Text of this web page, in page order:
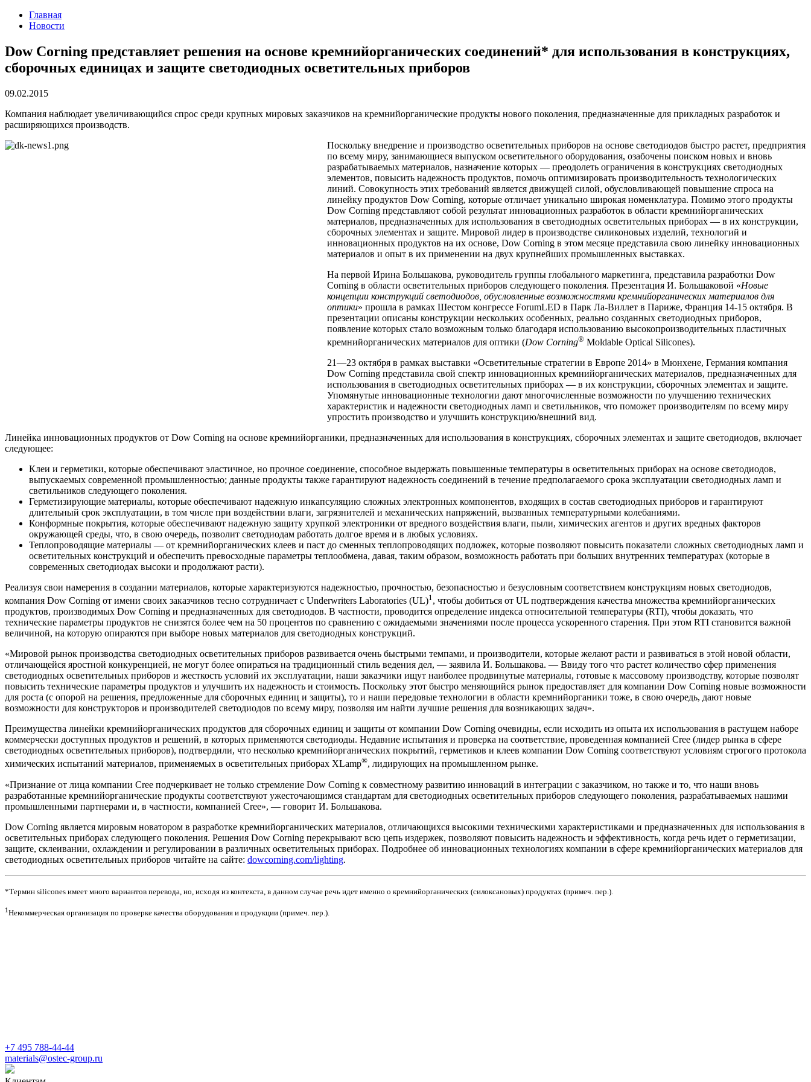
Главная
Новости
Dow Corning представляет решения на основе кремнийорганических соединений* для использования в конструкциях,
сборочных единицах и защите светодиодных осветительных приборов
09.02.2015
Компания наблюдает увеличивающийся спрос среди крупных мировых заказчиков на кремнийорганические продукты нового поколения, предназначенные для прикладных разработок и
расширяющихся производств.
Поскольку внедрение и производство осветительных приборов на основе светодиодов быстро растет, предприятия
по всему миру, занимающиеся выпуском осветительного оборудования, озабочены поиском новых и вновь
разрабатываемых материалов, назначение которых — преодолеть ограничения в конструкциях светодиодных
элементов, повысить надежность продуктов, помочь оптимизировать производительность технологических
линий. Совокупность этих требований является движущей силой, обусловливающей повышение спроса на
линейку продуктов Dow Corning, которые отличает уникально широкая номенклатура. Помимо этого продукты
Dow Corning представляют собой результат инновационных разработок в области кремнийорганических
материалов, предназначенных для использования в светодиодных осветительных приборах — в их конструкции,
сборочных элементах и защите. Мировой лидер в производстве силиконовых изделий, технологий и
инновационных продуктов на их основе, Dow Corning в этом месяце представила свою линейку инновационных
материалов и опыт в их применении на двух крупнейших промышленных выставках.
На первой Ирина Большакова, руководитель группы глобального маркетинга, представила разработки Dow
Corning в области осветительных приборов следующего поколения. Презентация И. Большаковой «Новые
концепции конструкций светодиодов, обусловленные возможностями кремнийорганических материалов для
оптики» прошла в рамках Шестом конгрессе ForumLED в Парк Ла-Виллет в Париже, Франция 14-15 октября. В
презентации описаны конструкции нескольких особенных, реально созданных светодиодных приборов,
появление которых стало возможным только благодаря использованию высокопроизводительных пластичных
кремнийорганических материалов для оптики (Dow Corning® Moldable Optical Silicones).
21—23 октября в рамках выставки «Осветительные стратегии в Европе 2014» в Мюнхене, Германия компания
Dow Corning представила свой спектр инновационных кремнийорганических материалов, предназначенных для
использования в светодиодных осветительных приборах — в их конструкции, сборочных элементах и защите.
Упомянутые инновационные технологии дают многочисленные возможности по улучшению технических
характеристик и надежности светодиодных ламп и светильников, что поможет производителям по всему миру
упростить производство и улучшить конструкцию/внешний вид.
Линейка инновационных продуктов от Dow Corning на основе кремнийорганики, предназначенных для использования в конструкциях, сборочных элементах и защите светодиодов, включает
следующее:
Клеи и герметики, которые обеспечивают эластичное, но прочное соединение, способное выдержать повышенные температуры в осветительных приборах на основе светодиодов,
выпускаемых современной промышленностью; данные продукты также гарантируют надежность соединений в течение предполагаемого срока эксплуатации светодиодных ламп и
светильников следующего поколения.
Герметизирующие материалы, которые обеспечивают надежную инкапсуляцию сложных электронных компонентов, входящих в состав светодиодных приборов и гарантируют
длительный срок эксплуатации, в том числе при воздействии влаги, загрязнителей и механических напряжений, вызванных температурными колебаниями.
Конформные покрытия, которые обеспечивают надежную защиту хрупкой электроники от вредного воздействия влаги, пыли, химических агентов и других вредных факторов
окружающей среды, что, в свою очередь, позволит светодиодам работать долгое время и в любых условиях.
Теплопроводящие материалы — от кремнийорганических клеев и паст до сменных теплопроводящих подложек, которые позволяют повысить показатели сложных светодиодных ламп и
осветительных конструкций и обеспечить превосходные параметры теплообмена, давая, таким образом, возможность работать при больших внутренних температурах (которые в
современных светодиодах высоки и продолжают расти).
Реализуя свои намерения в создании материалов, которые характеризуются надежностью, прочностью, безопасностью и безусловным соответствием конструкциям новых светодиодов,
компания Dow Corning от имени своих заказчиков тесно сотрудничает с Underwriters Laboratories (UL)1, чтобы добиться от UL подтверждения качества множества кремнийорганических
продуктов, производимых Dow Corning и предназначенных для светодиодов. В частности, проводится определение индекса относительной температуры (RTI), чтобы доказать, что
технические параметры продуктов не снизятся более чем на 50 процентов по сравнению с ожидаемыми значениями после процесса ускоренного старения. При этом RTI становится важной
величиной, на которую опираются при выборе новых материалов для светодиодных конструкций.
«Мировой рынок производства светодиодных осветительных приборов развивается очень быстрыми темпами, и производители, которые желают расти и развиваться в этой новой области,
отличающейся яростной конкуренцией, не могут более опираться на традиционный стиль ведения дел, — заявила И. Большакова. — Ввиду того что растет количество сфер применения
светодиодных осветительных приборов и жесткость условий их эксплуатации, наши заказчики ищут наиболее продвинутые материалы, готовые к массовому производству, которые позволят
повысить технические параметры продуктов и улучшить их надежность и стоимость. Поскольку этот быстро меняющийся рынок предоставляет для компании Dow Corning новые возможности
для роста (с опорой на решения, предложенные для сборочных единиц и защиты), то и наши передовые технологии в области кремнийорганики тоже, в свою очередь, дают новые
возможности для конструкторов и производителей светодиодов по всему миру, позволяя им найти лучшие решения для возникающих задач».
Преимущества линейки кремнийорганических продуктов для сборочных единиц и защиты от компании Dow Corning очевидны, если исходить из опыта их использования в растущем наборе
коммерчески доступных продуктов и решений, в которых применяются светодиоды. Недавние испытания и проверка на соответствие, проведенная компанией Cree (лидер рынка в сфере
светодиодных осветительных приборов), подтвердили, что несколько кремнийорганических покрытий, герметиков и клеев компании Dow Corning соответствуют условиям строгого протокола
химических испытаний материалов, применяемых в осветительных приборах XLamp®, лидирующих на промышленном рынке.
«Признание от лица компании Cree подчеркивает не только стремление Dow Corning к совместному развитию инноваций в интеграции с заказчиком, но также и то, что наши вновь
разработанные кремнийорганические продукты соответствуют ужесточающимся стандартам для светодиодных осветительных приборов следующего поколения, разрабатываемых нашими
промышленными партнерами и, в частности, компанией Cree», — говорит И. Большакова.
Dow Corning является мировым новатором в разработке кремнийорганических материалов, отличающихся высокими техническими характеристиками и предназначенных для использования в
осветительных приборах следующего поколения. Решения Dow Corning перекрывают всю цепь издержек, позволяют повысить надежность и эффективность, когда речь идет о герметизации,
защите, склеивании, охлаждении и регулировании в различных осветительных приборах. Подробнее об инновационных технологиях компании в сфере кремнийорганических материалов для
светодиодных осветительных приборов читайте на сайте: dowcorning.com/lighting.
*Термин silicones имеет много вариантов перевода, но, исходя из контекста, в данном случае речь идет именно о кремнийорганических (силоксановых) продуктах (примеч. пер.).
1Некоммерческая организация по проверке качества оборудования и продукции (примеч. пер.).
+7 495 788-44-44
materials@ostec-group.ru